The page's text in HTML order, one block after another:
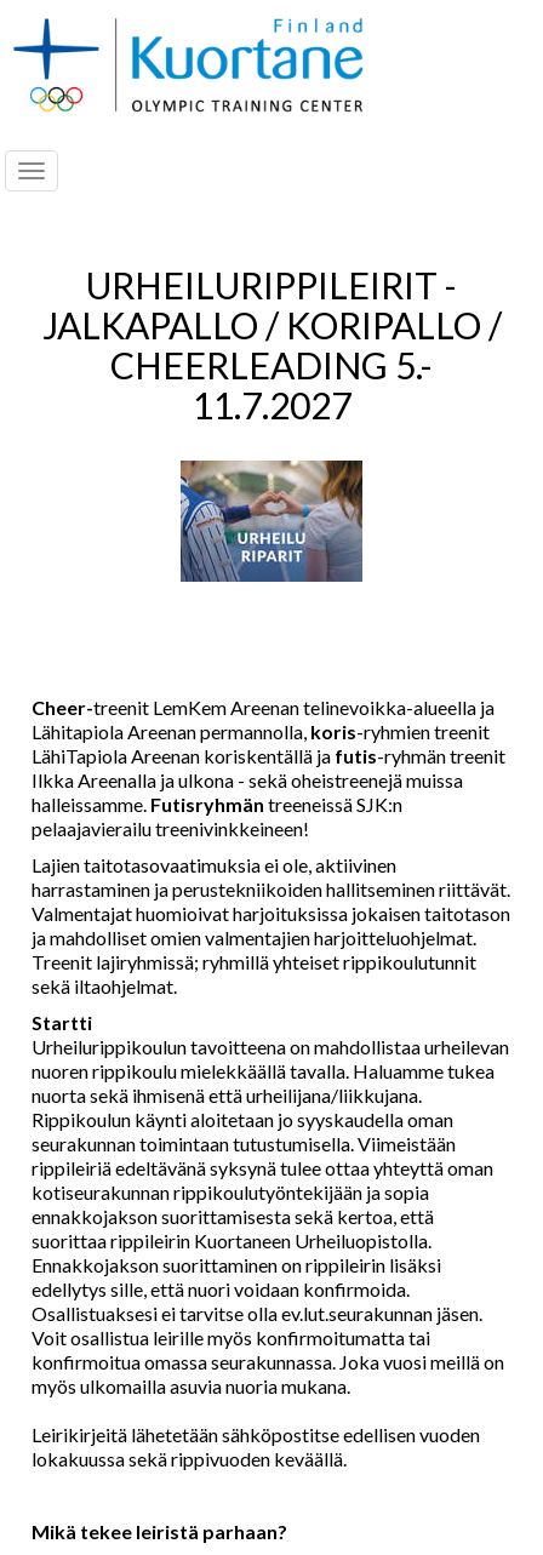
Navigoi
URHEILURIPPILEIRIT -
JALKAPALLO / KORIPALLO /
CHEERLEADING 5.-
11.7.2027
Cheer-treenit LemKem Areenan telinevoikka-alueella ja
Lähitapiola Areenan permannolla, koris-ryhmien treenit
LähiTapiola Areenan koriskentällä ja futis-ryhmän treenit
Ilkka Areenalla ja ulkona - sekä oheistreenejä muissa
halleissamme. Futisryhmän treeneissä SJK:n
pelaajavierailu treenivinkkeineen!
Lajien taitotasovaatimuksia ei ole, aktiivinen
harrastaminen ja perustekniikoiden hallitseminen riittävät.
Valmentajat huomioivat harjoituksissa jokaisen taitotason
ja mahdolliset omien valmentajien harjoitteluohjelmat.
Treenit lajiryhmissä; ryhmillä yhteiset rippikoulutunnit
sekä iltaohjelmat.
Startti
Urheilurippikoulun tavoitteena on mahdollistaa urheilevan
nuoren rippikoulu mielekkäällä tavalla. Haluamme tukea
nuorta sekä ihmisenä että urheilijana/liikkujana.
Rippikoulun käynti aloitetaan jo syyskaudella oman
seurakunnan toimintaan tutustumisella. Viimeistään
rippileiriä edeltävänä syksynä tulee ottaa yhteyttä oman
kotiseurakunnan rippikoulutyöntekijään ja sopia
ennakkojakson suorittamisesta sekä kertoa, että
suorittaa rippileirin Kuortaneen Urheiluopistolla.
Ennakkojakson suorittaminen on rippileirin lisäksi
edellytys sille, että nuori voidaan konfirmoida.
Osallistuaksesi ei tarvitse olla ev.lut.seurakunnan jäsen.
Voit osallistua leirille myös konfirmoitumatta tai
konfirmoitua omassa seurakunnassa. Joka vuosi meillä on
myös ulkomailla asuvia nuoria mukana.
Leirikirjeitä lähetetään sähköpostitse edellisen vuoden
lokakuussa sekä rippivuoden keväällä.
Mikä tekee leiristä parhaan?